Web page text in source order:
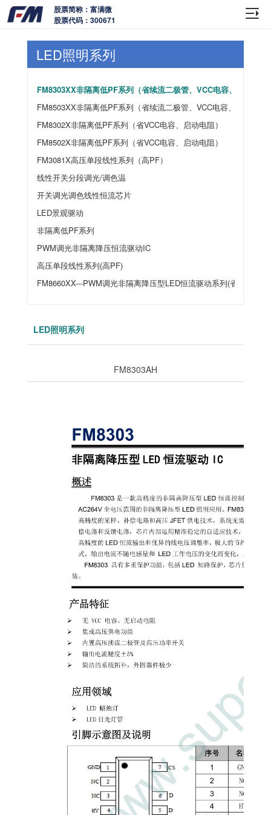
股票简称：富满微
股票代码：300671
LED照明系列
FM8303XX非隔离低PF系列（省续流二极管、VCC电容、启动电阻
FM8503XX非隔离低PF系列（省续流二极管、VCC电容、启动电阻
FM8302X非隔离低PF系列（省VCC电容、启动电阻）
FM8502X非隔离低PF系列（省VCC电容、启动电阻）
FM3081X高压单段线性系列（高PF）
线性开关分段调光/调色温
开关调光调色线性恒流芯片
LED景观驱动
非隔离低PF系列
PWM调光非隔离降压恒流驱动IC
高压单段线性系列(高PF)
FM8660XX---PWM调光非隔离降压型LED恒流驱动系列(省续流二极
LED照明系列
FM8303AH